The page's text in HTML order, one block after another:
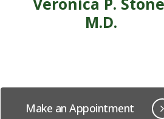
M.D.
Make an Appointment